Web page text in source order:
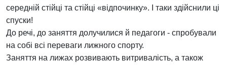
середній стійці та стійці «відпочинку». І таки здійснили ці
спуски!
До речі, до заняття долучилися й педагоги - спробували
на собі всі переваги лижного спорту.
Заняття на лижах розвивають витривалість, а також